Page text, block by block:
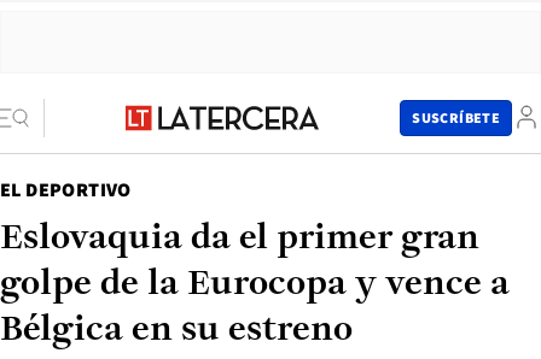
SUSCRÍBETE
EL DEPORTIVO
Eslovaquia da el primer gran
golpe de la Eurocopa y vence a
Bélgica en su estreno